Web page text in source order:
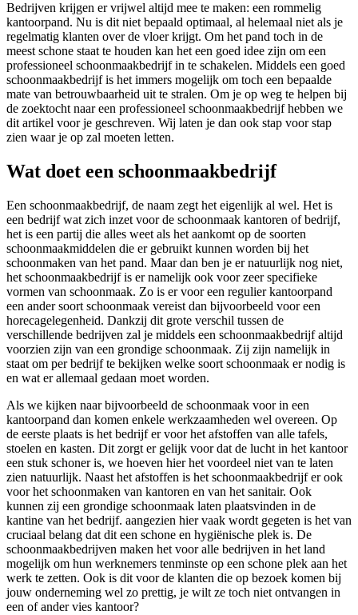
Bedrijven krijgen er vrijwel altijd mee te maken: een rommelig
kantoorpand. Nu is dit niet bepaald optimaal, al helemaal niet als je
regelmatig klanten over de vloer krijgt. Om het pand toch in de
meest schone staat te houden kan het een goed idee zijn om een
professioneel schoonmaakbedrijf in te schakelen. Middels een goed
schoonmaakbedrijf is het immers mogelijk om toch een bepaalde
mate van betrouwbaarheid uit te stralen. Om je op weg te helpen bij
de zoektocht naar een professioneel schoonmaakbedrijf hebben we
dit artikel voor je geschreven. Wij laten je dan ook stap voor stap
zien waar je op zal moeten letten.
Wat doet een schoonmaakbedrijf
Een schoonmaakbedrijf, de naam zegt het eigenlijk al wel. Het is
een bedrijf wat zich inzet voor de schoonmaak kantoren of bedrijf,
het is een partij die alles weet als het aankomt op de soorten
schoonmaakmiddelen die er gebruikt kunnen worden bij het
schoonmaken van het pand. Maar dan ben je er natuurlijk nog niet,
het schoonmaakbedrijf is er namelijk ook voor zeer specifieke
vormen van schoonmaak. Zo is er voor een regulier kantoorpand
een ander soort schoonmaak vereist dan bijvoorbeeld voor een
horecagelegenheid. Dankzij dit grote verschil tussen de
verschillende bedrijven zal je middels een schoonmaakbedrijf altijd
voorzien zijn van een grondige schoonmaak. Zij zijn namelijk in
staat om per bedrijf te bekijken welke soort schoonmaak er nodig is
en wat er allemaal gedaan moet worden.
Als we kijken naar bijvoorbeeld de schoonmaak voor in een
kantoorpand dan komen enkele werkzaamheden wel overeen. Op
de eerste plaats is het bedrijf er voor het afstoffen van alle tafels,
stoelen en kasten. Dit zorgt er gelijk voor dat de lucht in het kantoor
een stuk schoner is, we hoeven hier het voordeel niet van te laten
zien natuurlijk. Naast het afstoffen is het schoonmaakbedrijf er ook
voor het schoonmaken van kantoren en van het sanitair. Ook
kunnen zij een grondige schoonmaak laten plaatsvinden in de
kantine van het bedrijf. aangezien hier vaak wordt gegeten is het van
cruciaal belang dat dit een schone en hygiënische plek is. De
schoonmaakbedrijven maken het voor alle bedrijven in het land
mogelijk om hun werknemers tenminste op een schone plek aan het
werk te zetten. Ook is dit voor de klanten die op bezoek komen bij
jouw onderneming wel zo prettig, je wilt ze toch niet ontvangen in
een of ander vies kantoor?